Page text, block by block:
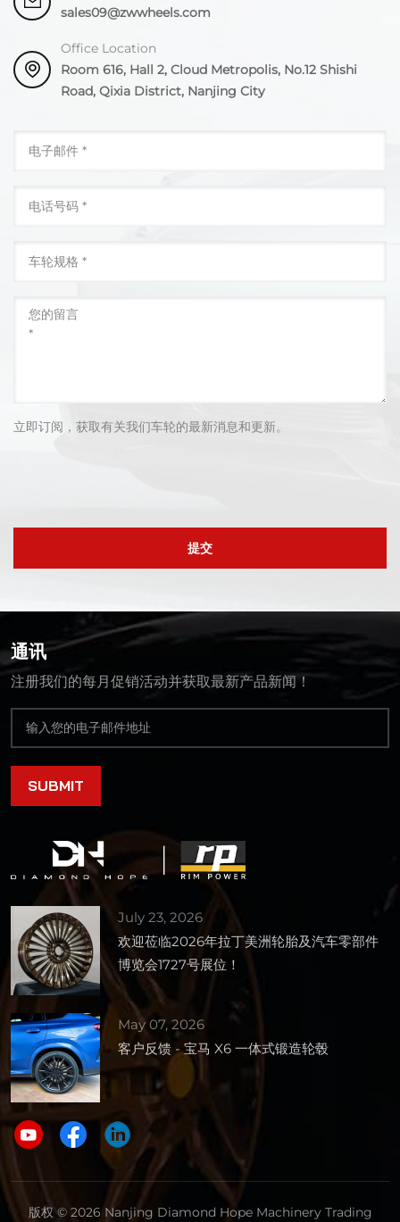
sales09@zwwheels.com
Office Location
Room 616, Hall 2, Cloud Metropolis, No.12 Shishi
Road, Qixia District, Nanjing City
立即订阅，获取有关我们车轮的最新消息和更新。
提交
通讯
注册我们的每月促销活动并获取最新产品新闻！
July 23, 2026
欢迎莅临2026年拉丁美洲轮胎及汽车零部件
博览会1727号展位！
May 07, 2026
客户反馈 - 宝马 X6 一体式锻造轮毂
版权 © 2026 Nanjing Diamond Hope Machinery Trading